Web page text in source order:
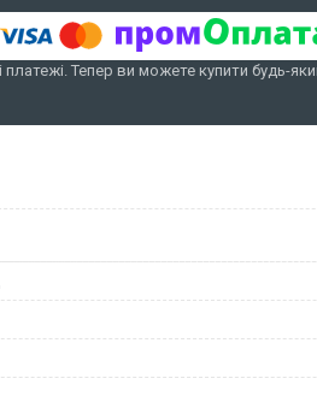
платежі. Тепер ви можете купити будь-